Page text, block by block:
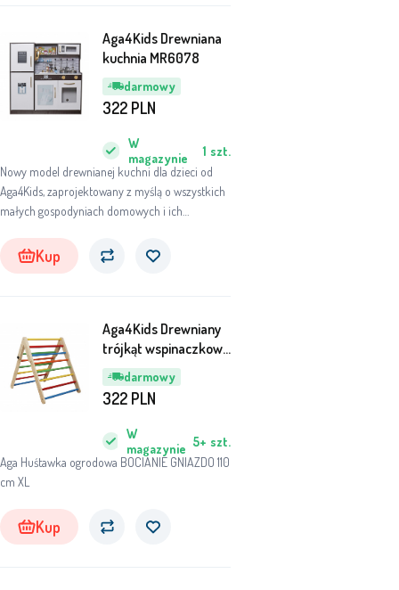
darmowy
Aga4Kids Drewniana
kuchnia MR6078
Nowy model drewnianej kuchni dla dzieci od
Aga4Kids, zaprojektowany z myślą o wszystkich
małych gospodyniach domowych i ich
W
magazynie
1 szt.
322 PLN
Kup
darmowy
Aga4Kids Drewniany
trójkąt wspinaczkowy
dla dzieci MR6146
Aga Huśtawka ogrodowa BOCIANIE GNIAZDO 110
cm XL
W
magazynie 5+ szt.
322 PLN
Kup